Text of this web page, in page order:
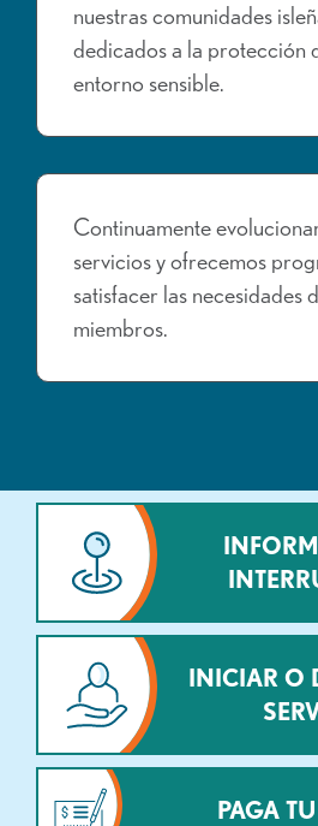
nuestras comunidades
dedicados a la protección
entorno sensible.
Continuamente
servicios y ofrecemos
satisfacer las necesidades
miembros.
INICIAR O
PAGA